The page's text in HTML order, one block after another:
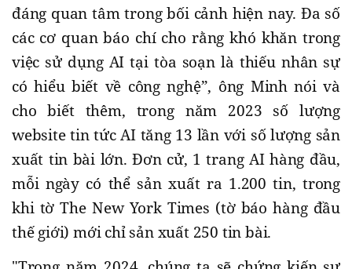
đáng quan tâm trong bối cảnh hiện nay. Đa số
các cơ quan báo chí cho rằng khó khăn trong
việc sử dụng AI tại tòa soạn là thiếu nhân sự
có hiểu biết về công nghệ”, ông Minh nói và
cho biết thêm, trong năm 2023 số lượng
website tin tức AI tăng 13 lần với số lượng sản
xuất tin bài lớn. Đơn cử, 1 trang AI hàng đầu,
mỗi ngày có thể sản xuất ra 1.200 tin, trong
khi tờ The New York Times (tờ báo hàng đầu
thế giới) mới chỉ sản xuất 250 tin bài.